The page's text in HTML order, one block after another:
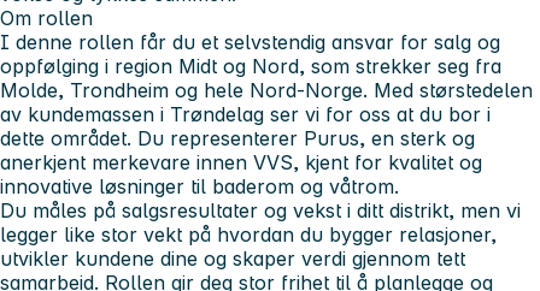
Om rollen
I denne rollen får du et selvstendig ansvar for salg og
oppfølging i region Midt og Nord, som strekker seg fra
Molde, Trondheim og hele Nord-Norge. Med størstedelen
av kundemassen i Trøndelag ser vi for oss at du bor i
dette området. Du representerer Purus, en sterk og
anerkjent merkevare innen VVS, kjent for kvalitet og
innovative løsninger til baderom og våtrom.
Du måles på salgsresultater og vekst i ditt distrikt, men vi
legger like stor vekt på hvordan du bygger relasjoner,
utvikler kundene dine og skaper verdi gjennom tett
samarbeid. Rollen gir deg stor frihet til å planlegge og